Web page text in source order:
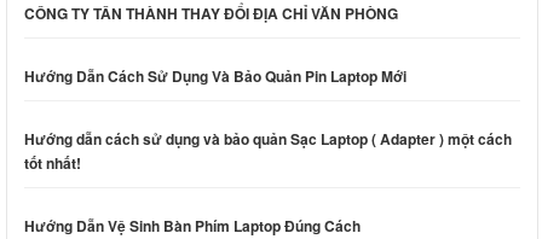
CÔNG TY TÂN THÀNH THAY ĐỔI ĐỊA CHỈ VĂN PHÒNG
Hướng Dẫn Cách Sử Dụng Và Bảo Quản Pin Laptop Mới
Hướng dẫn cách sử dụng và bảo quản Sạc Laptop ( Adapter ) một cách
tốt nhất!
Hướng Dẫn Vệ Sinh Bàn Phím Laptop Đúng Cách